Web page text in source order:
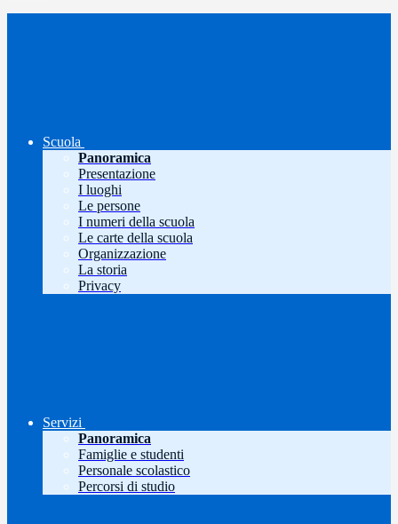
Scuola
Panoramica
Presentazione
I luoghi
Le persone
I numeri della scuola
Le carte della scuola
Organizzazione
La storia
Privacy
Servizi
Panoramica
Famiglie e studenti
Personale scolastico
Percorsi di studio